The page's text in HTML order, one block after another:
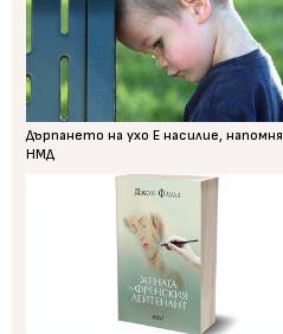
Дърпането на ухо Е насилие, напомня
НМД